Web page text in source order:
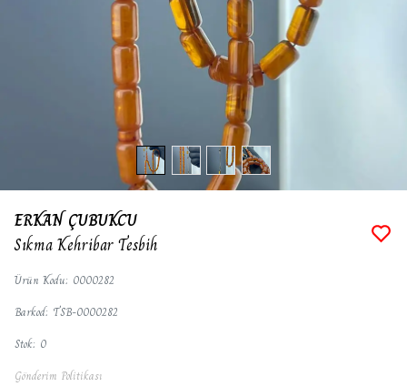
ERKAN ÇUBUKCU
Sıkma Kehribar Tesbih
Ürün Kodu: 0000282
Barkod: TSB-0000282
Stok: 0
Gönderim Politikası